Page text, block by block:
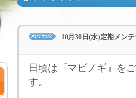
10月30日(水)定期メン
日頃は『マビノギ』を
す。